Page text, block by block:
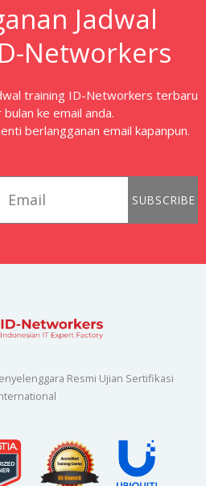
Jadwal
Networkers
training ID-Networkers terbaru
ke email anda.
berlangganan email kapanpun.
SUBSCRIBE
Resmi Ujian Sertifikasi